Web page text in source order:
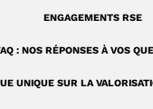
ENGAGEMENTS RSE
: NOS RÉPONSES À VOS
UNIQUE SUR LA